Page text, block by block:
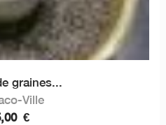
graines...
Ville
€